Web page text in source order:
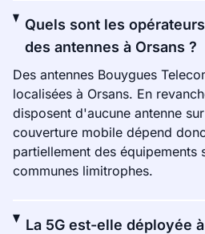
Quels sont les
des antennes à Orsans ?
Des antennes Bouygues
localisées à Orsans. En
disposent d'aucune antenne
couverture mobile dépend
partiellement des équipements
communes limitrophes.
La 5G est-elle déployée